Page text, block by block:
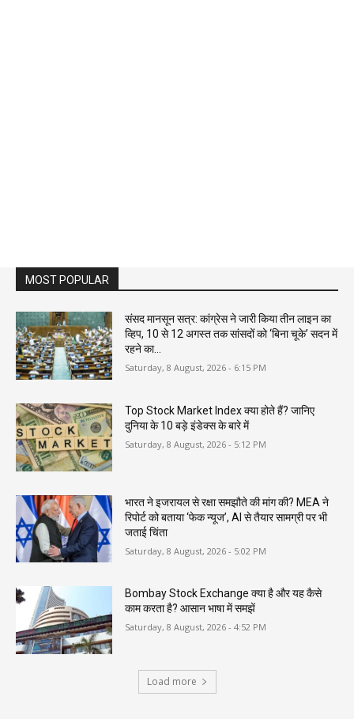
MOST POPULAR
संसद मानसून सत्र: कांग्रेस ने जारी किया तीन लाइन का
व्हिप, 10 से 12 अगस्त तक सांसदों को ‘बिना चूके’ सदन में
रहने का...
Saturday, 8 August, 2026 - 6:15 PM
Top Stock Market Index क्या होते हैं? जानिए
दुनिया के 10 बड़े इंडेक्स के बारे में
Saturday, 8 August, 2026 - 5:12 PM
भारत ने इजरायल से रक्षा समझौते की मांग की? MEA ने
रिपोर्ट को बताया ‘फेक न्यूज’, AI से तैयार सामग्री पर भी
जताई चिंता
Saturday, 8 August, 2026 - 5:02 PM
Bombay Stock Exchange क्या है और यह कैसे
काम करता है? आसान भाषा में समझें
Saturday, 8 August, 2026 - 4:52 PM
Load more